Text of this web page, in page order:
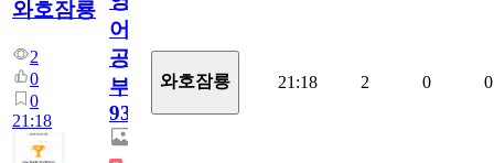
와호잠룡
2
0
0
21:18
어
공
부
932
와호잠룡 21:18 2 0 0